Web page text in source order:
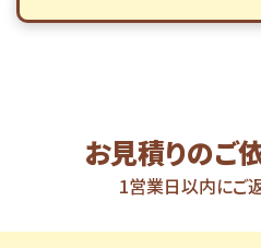
お見積りのご
1営業日以内にご